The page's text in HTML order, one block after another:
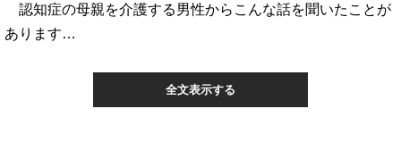
認知症の母親を介護する男性からこんな話を聞いたことが
あります…
全文表示する